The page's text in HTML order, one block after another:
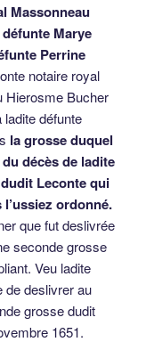
Massonneau
Marye
Perrine
notaire royal
Hierosme Bucher
défunte
la grosse duquel
décès de ladite
Leconte qui
ordonné.
que fut deslivrée
seconde grosse
Veu ladite
de deslivrer au
grosse dudit
1651.